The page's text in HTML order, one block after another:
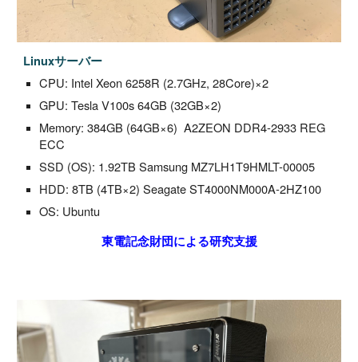
Linuxサーバー
CPU: Intel Xeon 6258R (2.7GHz, 28Core)×2
GPU: Tesla V100s 64GB (32GB×2)
Memory: 384GB (64GB×6) A2ZEON DDR4-2933 REG
ECC
SSD (OS): 1.92TB Samsung MZ7LH1T9HMLT-00005
HDD: 8TB (4TB×2) Seagate ST4000NM000A-2HZ100
OS: Ubuntu
東電記念財団による研究支援